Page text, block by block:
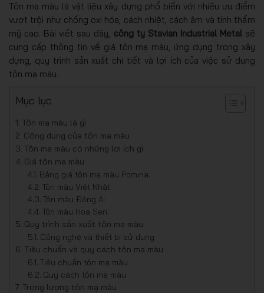
Tôn mạ màu là vật liệu xây dựng phổ biến với nhiều ưu điểm
vượt trội như chống oxi hóa, cách nhiệt, cách âm và tính thẩm
mỹ cao. Bài viết sau đây, công ty Stavian Industrial Metalsẽ
cung cấp thông tin về giá tôn mạ màu, ứng dụng trong xây
dựng, quy trình sản xuất chi tiết và lợi ích của việc sử dụng
tôn mạ màu.
Mục lục
Tôn mạ màu là gì
Công dụng của tôn mạ màu
Tôn mạ màu có những lợi ích gì
Giá tôn mạ màu
Bảng giá tôn mạ màu Pomina:
Tôn màu Việt Nhật:
Tôn màu Đông Á:
Tôn màu Hoa Sen:
Quy trình sản xuất tôn mạ màu
Công nghệ và thiết bị sử dụng
Tiêu chuẩn và quy cách tôn mạ màu
Tiêu chuẩn tôn mạ màu
Quy cách tôn mạ màu
Trọng lượng tôn mạ màu